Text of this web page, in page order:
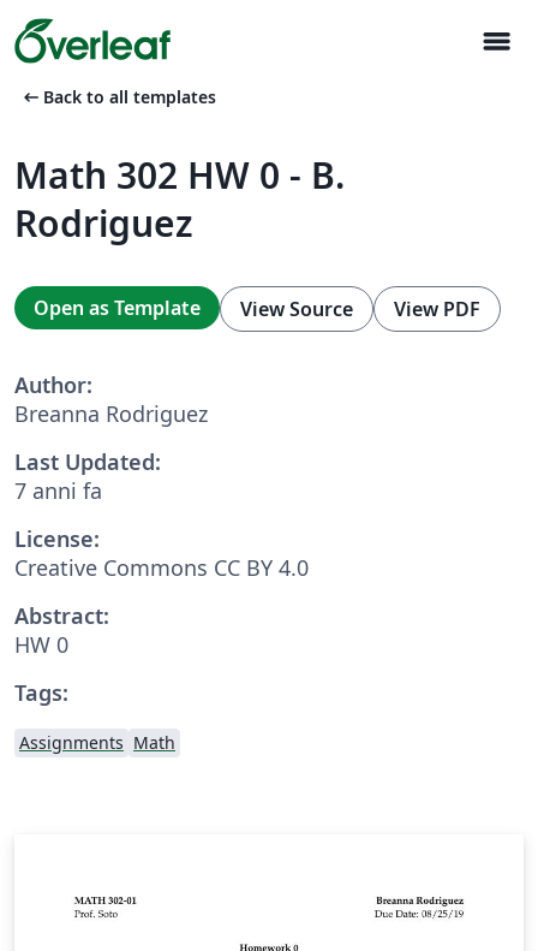
menu
arrow_left_alt Back to all templates
Math 302 HW 0 - B.
Rodriguez
Open as Template View Source View PDF
Author:
Breanna Rodriguez
Last Updated:
7 anni fa
License:
Creative Commons CC BY 4.0
Abstract:
HW 0
Tags:
Assignments Math